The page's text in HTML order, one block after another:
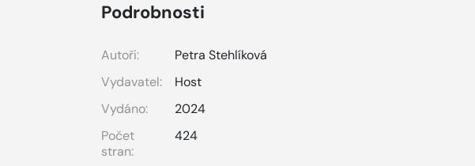
Podrobnosti
Autoři:
Petra Stehlíková
Vydavatel:
Host
Vydáno:
2024
Počet
stran:
424